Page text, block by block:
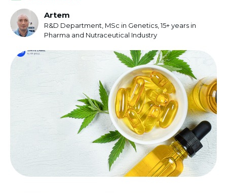
Artem
R&D Department, MSc in Genetics, 15+ years in
Pharma and Nutraceutical Industry